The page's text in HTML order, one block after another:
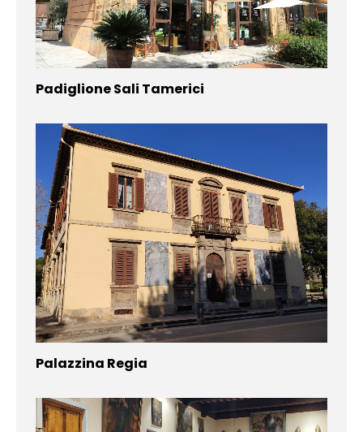
Padiglione Sali Tamerici
Palazzina Regia